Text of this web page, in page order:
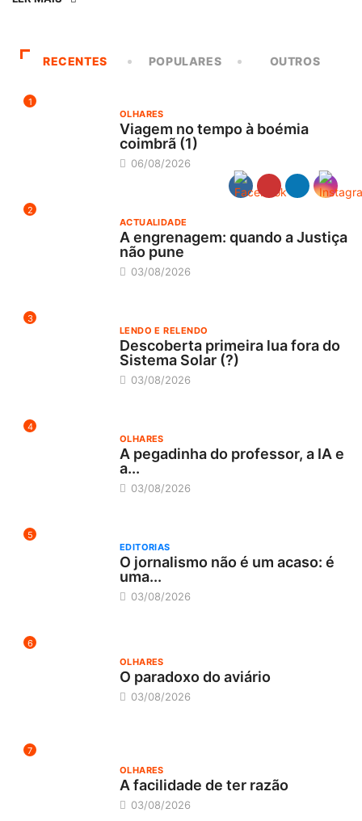
RECENTES POPULARES OUTROS
1
OLHARES
Viagem no tempo à boémia
coimbrã (1)
06/08/2026
2
ACTUALIDADE
A engrenagem: quando a Justiça
não pune
03/08/2026
3
LENDO E RELENDO
Descoberta primeira lua fora do
Sistema Solar (?)
03/08/2026
4
OLHARES
A pegadinha do professor, a IA e
a...
03/08/2026
5
EDITORIAS
O jornalismo não é um acaso: é
uma...
03/08/2026
6
OLHARES
O paradoxo do aviário
03/08/2026
7
OLHARES
A facilidade de ter razão
03/08/2026